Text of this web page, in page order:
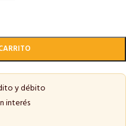
y débito
interés